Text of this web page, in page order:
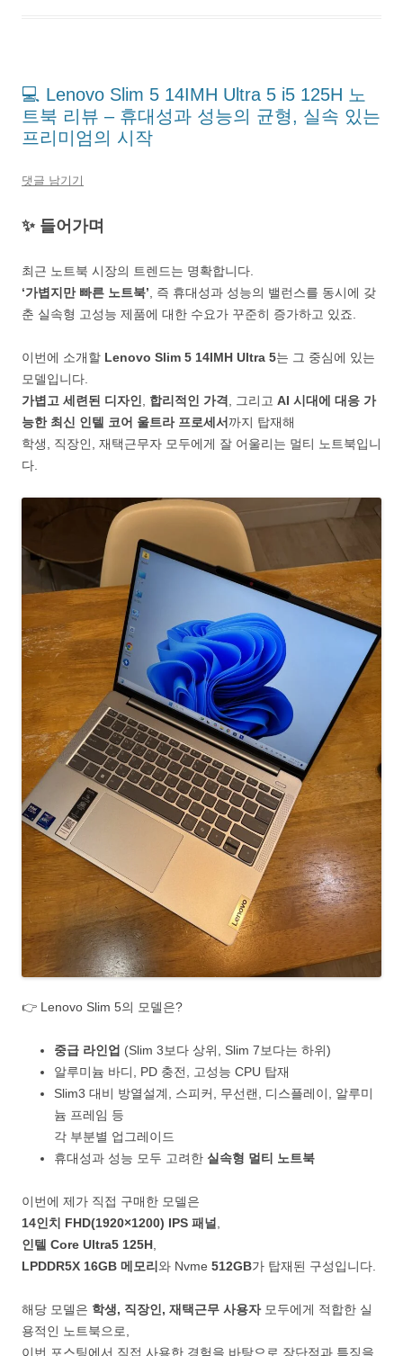
💻 Lenovo Slim 5 14IMH Ultra 5 i5 125H 노
트북 리뷰 – 휴대성과 성능의 균형, 실속 있는
프리미엄의 시작
댓글 남기기
✨ 들어가며
최근 노트북 시장의 트렌드는 명확합니다.
‘가볍지만 빠른 노트북’ , 즉 휴대성과 성능의 밸런스를 동시에 갖
춘 실속형 고성능 제품에 대한 수요가 꾸준히 증가하고 있죠.
이번에 소개할 Lenovo Slim 5 14IMH Ultra 5는 그 중심에 있는
모델입니다.
가볍고 세련된 디자인
합리적인 가격 , 그리고 AI 시대에 대응 가
능한 최신 인텔 코어 울트라 프로세서 까지 탑재해
학생, 직장인, 재택근무자 모두에게 잘 어울리는 멀티 노트북입니
다.
👉 Lenovo Slim 5의 모델은?
중급 라인업 (Slim 3보다 상위, Slim 7보다는 하위)
알루미늄 바디, PD 충전, 고성능 CPU 탑재
Slim3 대비 방열설계, 스피커, 무선랜, 디스플레이, 알루미
늄 프레임 등
각 부분별 업그레이드
휴대성과 성능 모두 고려한 실속형 멀티 노트북
이번에 제가 직접 구매한 모델은
14인치 FHD(1920×1200) IPS 패널
인텔 Core Ultra5 125H
LPDDR5X 16GB 메모리 와 Nvme 512GB가 탑재된 구성입니다.
해당 모델은 학생, 직장인, 재택근무 사용자모두에게 적합한 실
용적인 노트북으로,
이번 포스팅에서 직접 사용한 경험을 바탕으로 장단점과 특징을